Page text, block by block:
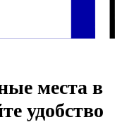
места в
удобство